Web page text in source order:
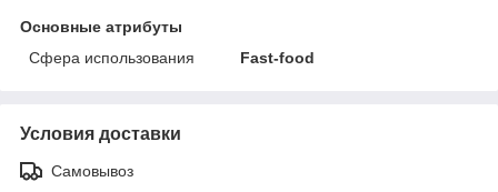
Основные атрибуты
Сфера использования
Fast-food
Условия доставки
Самовывоз